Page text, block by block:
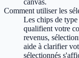
Comment utiliser les
Les chips de
qualifient votre
revenus,
aide à clarifier
sélectionnés